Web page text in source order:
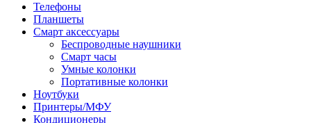
Телефоны
Планшеты
Смарт аксессуары
Беспроводные наушники
Смарт часы
Умные колонки
Портативные колонки
Ноутбуки
Принтеры/МФУ
Кондиционеры